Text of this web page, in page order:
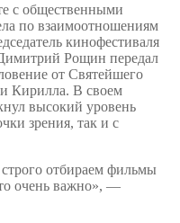
с общественными
по взаимоотношениям
кинофестиваля
Рощин передал
от Святейшего
Кирилла. В своем
высокий уровень
зрения, так и с
отбираем фильмы
очень важно», —